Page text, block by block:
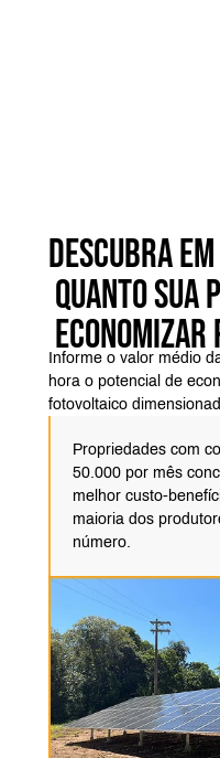
DESCUBRA
QUANTO SUA
ECONOMIZAR
Informe o valor médio
hora o potencial de
fotovoltaico
Propriedades com
50.000 por mês
melhor custo-
maioria dos
número.